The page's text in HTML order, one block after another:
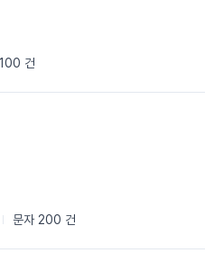
100 건
문자 200 건